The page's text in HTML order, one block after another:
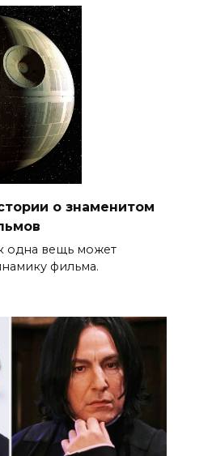
о знаменитом
одна вещь может
фильма.